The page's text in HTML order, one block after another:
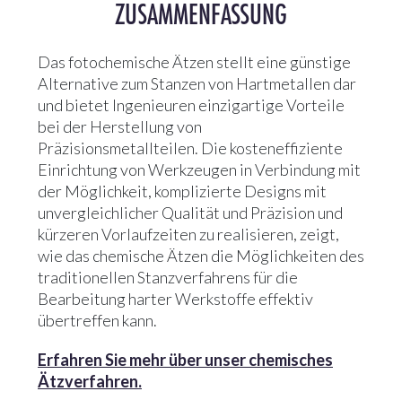
ZUSAMMENFASSUNG
Das fotochemische Ätzen stellt eine günstige
Alternative zum Stanzen von Hartmetallen dar
und bietet Ingenieuren einzigartige Vorteile
bei der Herstellung von
Präzisionsmetallteilen. Die kosteneffiziente
Einrichtung von Werkzeugen in Verbindung mit
der Möglichkeit, komplizierte Designs mit
unvergleichlicher Qualität und Präzision und
kürzeren Vorlaufzeiten zu realisieren, zeigt,
wie das chemische Ätzen die Möglichkeiten des
traditionellen Stanzverfahrens für die
Bearbeitung harter Werkstoffe effektiv
übertreffen kann.
Erfahren Sie mehr über unser chemisches
Ätzverfahren.